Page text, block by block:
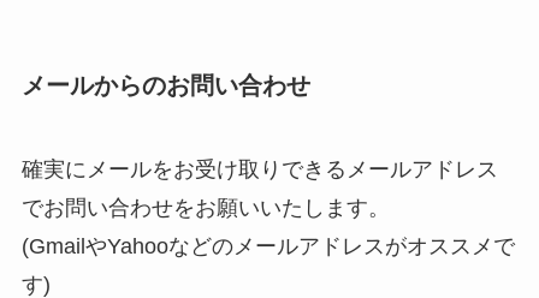
メールからのお問い合わせ
確実にメールをお受け取りできるメールアドレス
でお問い合わせをお願いいたします。
(GmailやYahooなどのメールアドレスがオススメで
す)